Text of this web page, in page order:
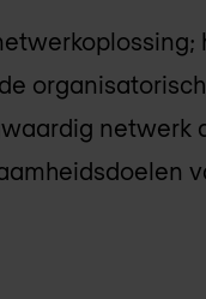
netwerk